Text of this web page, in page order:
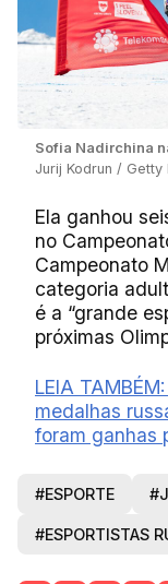
Sofia Nadirchina
Jurij Kodrun / Getty
Ela ganhou
no
Campeonato
categoria
é a “grande
próximas
LEIA
medalhas
foram ganhas
#ESPORTE
#ESPORTISTAS